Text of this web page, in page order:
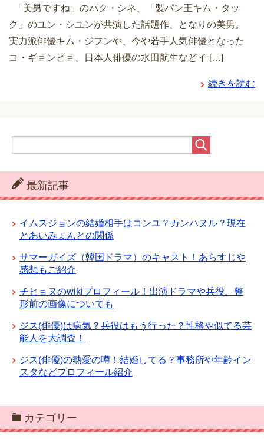
「美男ですね」のパク・シネ、「製パン王キム・タッ
ク」のユン・シユンが共演した話題作、となりの美男。
実力派俳優キム・ジフンや、今や若手人気俳優となった
コ・ギョンピョ、日本人俳優の水田航生などイ […]
続きを読む
最新記事
イムスジョンの結婚相手はコンユ？カンハヌル？現在
とあいみょんとの関係
サマーガイズ（韓国ドラマ）のキャスト！あらすじや
感想もご紹介
チヒョヌのwikiプロフィール！出演ドラマや兵役、整
形前の画像についても
ジス(俳優)は病気？兵役はもう行った？性格や似てる芸
能人を大調査！
ジス(俳優)の熱愛の噂！結婚してる？事務所や年齢イン
スタなどプロフィール紹介
カテゴリー